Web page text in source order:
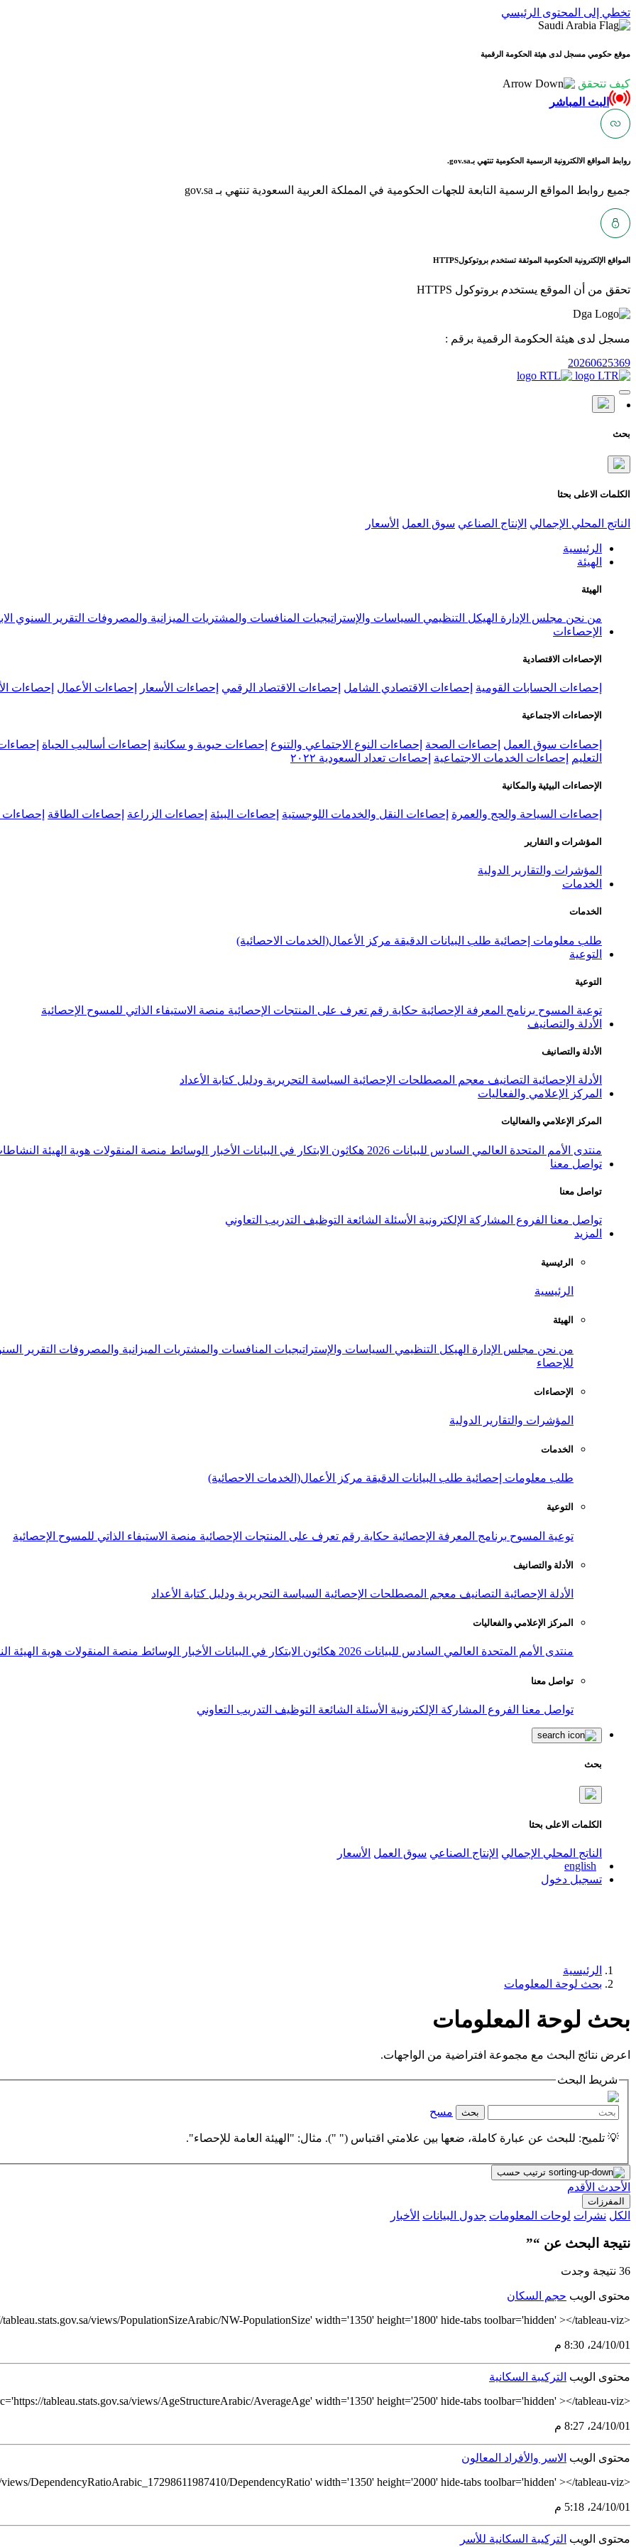
تخطي إلى المحتوى الرئيسي
موقع حكومي مسجل لدى هيئة الحكومة الرقمية
كيف تتحقق
البث المباشر
روابط المواقع الالكترونية الرسمية الحكومية تنتهي بـgov.sa.
جميع روابط المواقع الرسمية التابعة للجهات الحكومية في المملكة العربية السعودية تنتهي بـ gov.sa
المواقع الإلكترونية الحكومية الموثقة تستخدم بروتوكولHTTPS
تحقق من أن الموقع يستخدم بروتوكول HTTPS
مسجل لدى هيئة الحكومة الرقمية برقم :
20260625369
بحث
الكلمات الاعلى بحثا
الناتج المحلي الإجمالي الإنتاج الصناعي سوق العمل الأسعار
الرئيسية
الهيئة
الهيئة
من نحن مجلس الإدارة الهيكل التنظيمي السياسات والإستراتيجيات المنافسات والمشتريات الميزانية والمصروفات التقرير السنوي
الإحصاءات
الإحصاءات الاقتصادية
إحصاءات الحسابات القومية إحصاءات الاقتصادي الشامل إحصاءات الاقتصاد الرقمي إحصاءات الأسعار إحصاءات الأعمال إحصاءات
الإحصاءات الاجتماعية
إحصاءات سوق العمل إحصاءات الصحة إحصاءات النوع الاجتماعي والتنوع إحصاءات حيوية و سكانية إحصاءات أساليب الحياة
التعليم
إحصاءات الخدمات الاجتماعية إحصاءات تعداد السعودية ٢٠٢٢
الإحصاءات البيئية والمكانية
إحصاءات السياحة والحج والعمرة إحصاءات النقل والخدمات اللوجستية إحصاءات البيئة إحصاءات الزراعة إحصاءات الطاقة إحصاءات
المؤشرات و التقارير
المؤشرات والتقارير الدولية
الخدمات
الخدمات
طلب معلومات إحصائية طلب البيانات الدقيقة مركز الأعمال(الخدمات الاحصائية)
التوعية
التوعية
توعية المسوح برنامج المعرفة الإحصائية حكاية رقم تعرف على المنتجات الإحصائية منصة الاستيفاء الذاتي للمسوح الإحصائية
الأدلة والتصانيف
الأدلة والتصانيف
الأدلة الإحصائية التصانيف معجم المصطلحات الإحصائية السياسة التحريرية ودليل كتابة الأعداد
المركز الإعلامي والفعاليات
المركز الإعلامي والفعاليات
منتدى الأمم المتحدة العالمي السادس للبيانات 2026 هكاثون الابتكار في البيانات الأخبار الوسائط منصة المنقولات هوية الهيئة
تواصل معنا
تواصل معنا
تواصل معنا الفروع المشاركة الإلكترونية الأسئلة الشائعة التوظيف التدريب التعاوني
المزيد
الرئيسية
الرئيسية
الهيئة
من نحن مجلس الإدارة الهيكل التنظيمي السياسات والإستراتيجيات المنافسات والمشتريات الميزانية والمصروفات التقرير
للإحصاء
الإحصاءات
المؤشرات والتقارير الدولية
الخدمات
طلب معلومات إحصائية طلب البيانات الدقيقة مركز الأعمال(الخدمات الاحصائية)
التوعية
توعية المسوح برنامج المعرفة الإحصائية حكاية رقم تعرف على المنتجات الإحصائية منصة الاستيفاء الذاتي للمسوح الإحصائية
الأدلة والتصانيف
الأدلة الإحصائية التصانيف معجم المصطلحات الإحصائية السياسة التحريرية ودليل كتابة الأعداد
المركز الإعلامي والفعاليات
منتدى الأمم المتحدة العالمي السادس للبيانات 2026 هكاثون الابتكار في البيانات الأخبار الوسائط منصة المنقولات هوية الهيئة
تواصل معنا
تواصل معنا الفروع المشاركة الإلكترونية الأسئلة الشائعة التوظيف التدريب التعاوني
بحث
الكلمات الاعلى بحثا
الناتج المحلي الإجمالي الإنتاج الصناعي سوق العمل الأسعار
english
تسجيل دخول
الرئيسية
بحث لوحة المعلومات
بحث لوحة المعلومات
اعرض نتائج البحث مع مجموعة افتراضية من الواجهات.
شريط البحث
بحث مسح
💡 تلميح: للبحث عن عبارة كاملة، ضعها بين علامتي اقتباس (" "). مثال: "الهيئة العامة للإحصاء".
ترتيب حسب
الأحدث الأقدم
المفرزات
الكل نشرات لوحات المعلومات جدول البيانات الأخبار
نتيجة البحث عن “”
36 نتيجة وجدت
محتوى الويب حجم السكان
<tableau-viz id='tableau-viz' src='https://tableau.stats.gov.sa/views/PopulationSizeArabic/NW-PopulationSize' width='1350' height='1800' hide-tabs toolbar='hidden' ></tableau-viz>
01‏/10‏/24، 8:30 م
محتوى الويب التركيبة السكانية
<tableau-viz id='tableau-viz' src='https://tableau.stats.gov.sa/views/AgeStructureArabic/AverageAge' width='1350' height='2500' hide-tabs toolbar='hidden' ></tableau-viz>
01‏/10‏/24، 8:27 م
محتوى الويب الاسر والأفراد المعالون
<tableau-viz id='tableau-viz' src='https://tableau.stats.gov.sa/views/DependencyRatioArabic_17298611987410/DependencyRatio' width='1350' height='2000' hide-tabs toolbar='hidden' ></tableau-viz>
01‏/10‏/24، 5:18 م
محتوى الويب التركيبة السكانية للأسر